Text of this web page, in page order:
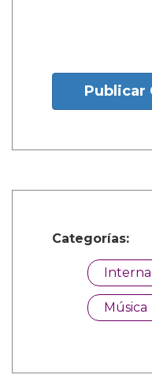
Publicar
Categorías:
Música